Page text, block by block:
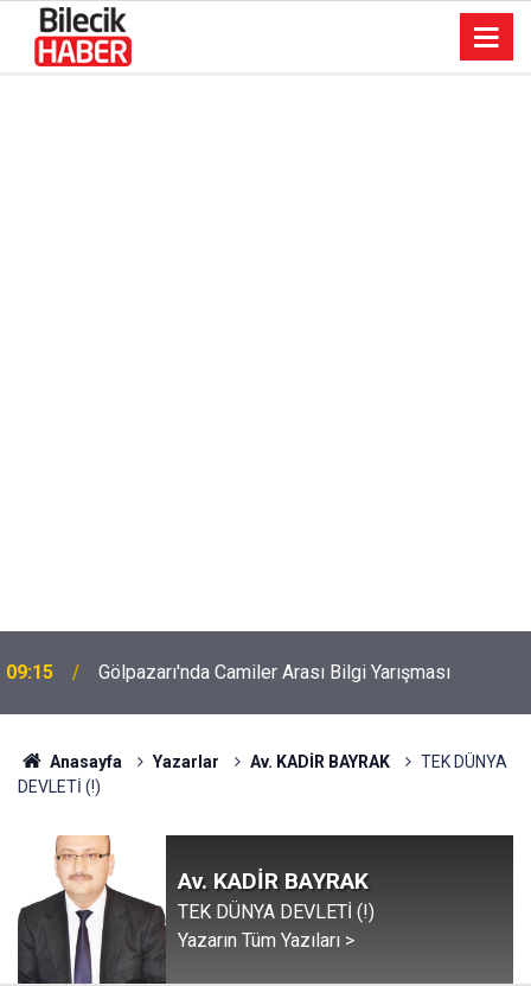
09:15 Gölpazarı'nda Camiler Arası Bilgi Yarışması
Anasayfa Yazarlar Av. KADİR BAYRAK
TEK DÜNYA
DEVLETİ (!)
Av. KADİR BAYRAK
TEK DÜNYA DEVLETİ (!)
Yazarın Tüm Yazıları >